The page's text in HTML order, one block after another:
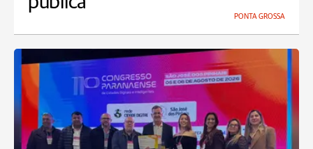
PONTA GROSSA